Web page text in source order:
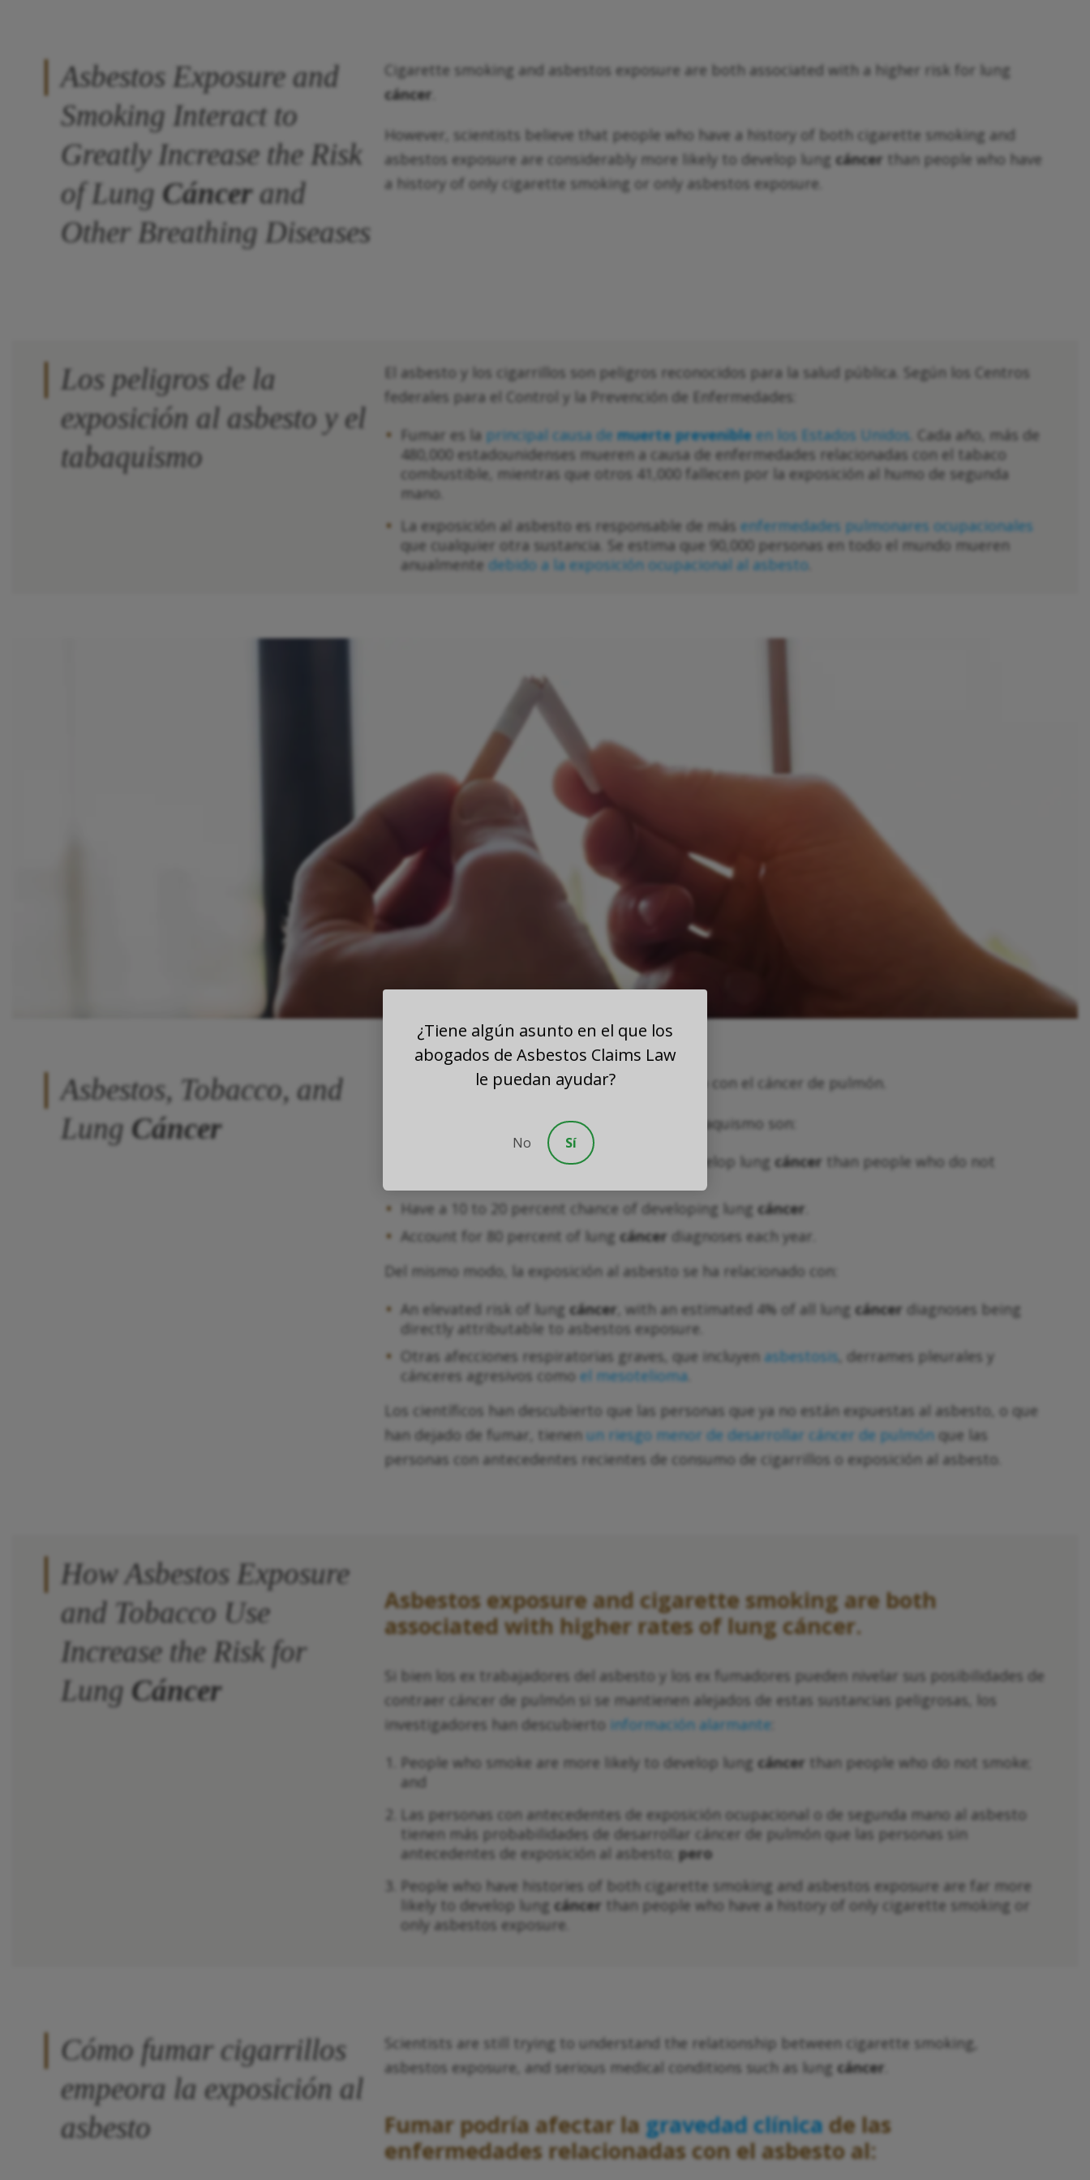
Asbestos Exposure and
Smoking Interact to
Greatly Increase the Risk
of Lung Cáncerand
Other Breathing Diseases
Cigarette smoking and asbestos exposure are both associated with a higher risk for lung
cáncer
However, scientists believe that people who have a history of both cigarette smoking and
asbestos exposure are considerably more likely to develop lungcáncer than people who have
a history of only cigarette smoking or only asbestos exposure.
Los peligros de la
exposición al asbesto y el
tabaquismo
El asbesto y los cigarrillos son peligros reconocidos para la salud pública. Según los Centros
federales para el Control y la Prevención de Enfermedades:
Fumar es la principal causa demuerte prevenible en los Estados Unidos . Cada año, más de
480,000 estadounidenses mueren a causa de enfermedades relacionadas con el tabaco
combustible, mientras que otros 41,000 fallecen por la exposición al humo de segunda
mano.
La exposición al asbesto es responsable de másenfermedades pulmonares ocupacionales
que cualquier otra sustancia. Se estima que 90,000 personas en todo el mundo mueren
anualmentedebido a la exposición ocupacional al asbesto
Asbestos, Tobacco, and
Lung Cáncer
y el tabaquismo se han relacionado con el cáncer de pulmón.
Las personas que tienen antecedentes de tabaquismo son:
Between 15 and 30 times more likely to develop lungcáncer than people who do not
Have a 10 to 20 percent chance of developing lungcáncer
Account for 80 percent of lungcáncer diagnoses each year.
Del mismo modo, la exposición al asbesto se ha relacionado con:
An elevated risk of lungcáncer , with an estimated 4% of all lungcáncer diagnoses being
directly attributable to asbestos exposure.
Otras afecciones respiratorias graves, que incluyenasbestosis , derrames pleurales y
cánceres agresivos comoel mesotelioma
Los científicos han descubierto que las personas que ya no están expuestas al asbesto, o que
han dejado de fumar, tienenun riesgo menor de desarrollar cáncer de pulmón que las
personas con antecedentes recientes de consumo de cigarrillos o exposición al asbesto.
How Asbestos Exposure
and Tobacco Use
Increase the Risk for
Lung Cáncer
Asbestos exposure and cigarette smoking are both
associated with higher rates of lungcáncer.
Si bien los ex trabajadores del asbesto y los ex fumadores pueden nivelar sus posibilidades de
contraer cáncer de pulmón si se mantienen alejados de estas sustancias peligrosas, los
investigadores han descubierto información alarmante
People who smoke are more likely to develop lungcáncer than people who do not smoke;
and
Las personas con antecedentes de exposición ocupacional o de segunda mano al asbesto
tienen más probabilidades de desarrollar cáncer de pulmón que las personas sin
antecedentes de exposición al asbesto;pero
People who have histories of both cigarette smoking and asbestos exposure are far more
likely to develop lungcáncer than people who have a history of only cigarette smoking or
only asbestos exposure.
Cómo fumar cigarrillos
empeora la exposición al
asbesto
Scientists are still trying to understand the relationship between cigarette smoking,
asbestos exposure, and serious medical conditions such as lungcáncer
Fumar podría afectar lagravedad clínicade las
enfermedades relacionadas con el asbesto al:
¿Tiene algún asunto en el que los
abogados de Asbestos Claims Law
le puedan ayudar?
No Sí